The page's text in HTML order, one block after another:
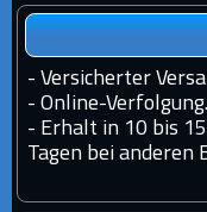
- Versicherter
- Online-Verfolgung.
- Erhalt in 10 bis
Tagen bei anderen